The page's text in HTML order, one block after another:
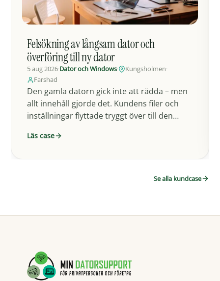
Felsökning av långsam dator och
överföring till ny dator
5 aug 2026·Dator och Windows· Kungsholmen·
Farshad
Den gamla datorn gick inte att rädda – men
allt innehåll gjorde det. Kundens filer och
inställningar flyttade tryggt över till den…
Läs case
Se alla kundcase